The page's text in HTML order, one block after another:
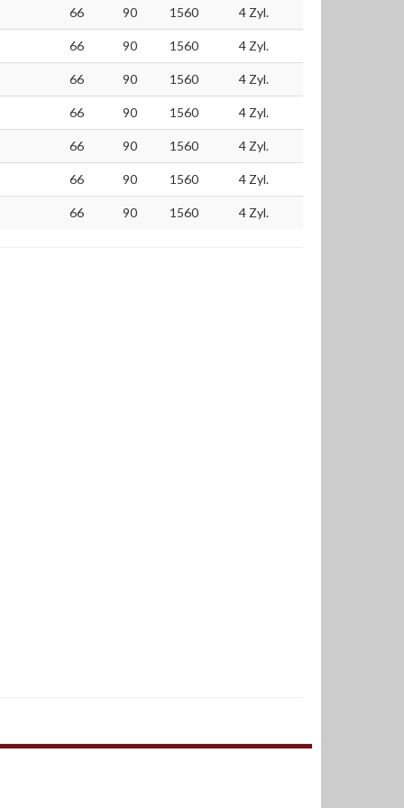
66 90 1560 4 Zyl.
66 90 1560 4 Zyl.
66 90 1560 4 Zyl.
66 90 1560 4 Zyl.
66 90 1560 4 Zyl.
66 90 1560 4 Zyl.
66 90 1560 4 Zyl.